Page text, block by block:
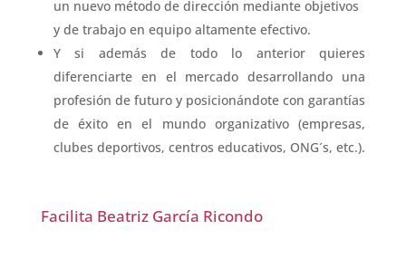
un nuevo método de dirección mediante objetivos
y de trabajo en equipo altamente efectivo.
Y si además de todo lo anterior quieres
diferenciarte en el mercado desarrollando una
profesión de futuro y posicionándote con garantías
de éxito en el mundo organizativo (empresas,
clubes deportivos, centros educativos, ONG´s, etc.).
Facilita Beatriz García Ricondo